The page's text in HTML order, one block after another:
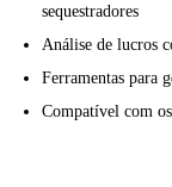
sequestradores
Análise de lucros
Ferramentas para
Compatível com